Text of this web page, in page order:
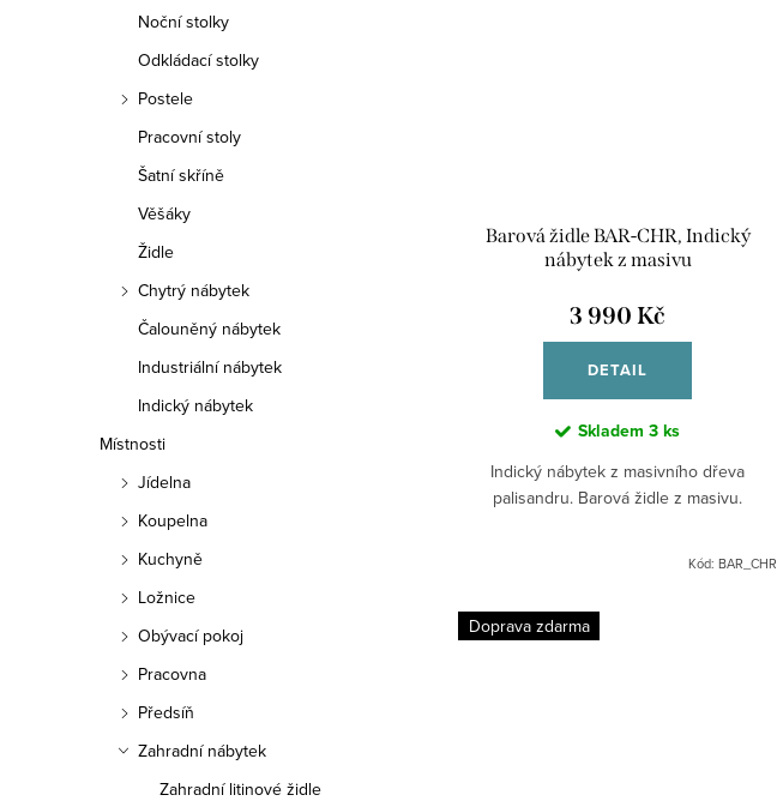
Noční stolky
Odkládací stolky
Postele
Pracovní stoly
Šatní skříně
Věšáky
Židle
Chytrý nábytek
Čalouněný nábytek
Industriální nábytek
Indický nábytek
Místnosti
Jídelna
Koupelna
Kuchyně
Ložnice
Obývací pokoj
Pracovna
Předsíň
Zahradní nábytek
Zahradní litinové židle
Barová židle BAR-CHR, Indický
nábytek z masivu
3 990 Kč
DETAIL
Skladem3 ks
Indický nábytek z masivního dřeva
palisandru. Barová židle z masivu.
Kód:BAR_CHR
Doprava zdarma